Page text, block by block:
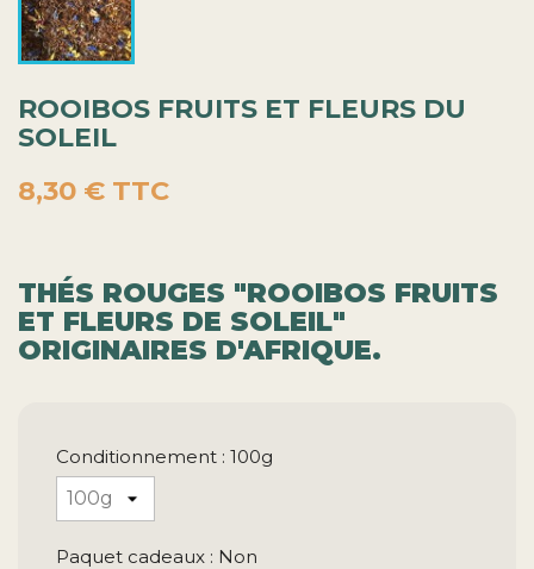
ROOIBOS FRUITS ET FLEURS DU
SOLEIL
8,30 € TTC
THÉS ROUGES "ROOIBOS FRUITS
ET FLEURS DE SOLEIL"
ORIGINAIRES D'AFRIQUE.
Conditionnement : 100g
Paquet cadeaux : Non